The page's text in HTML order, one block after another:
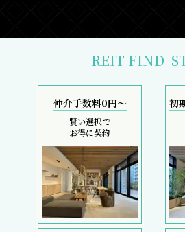
REIT FIND
仲介手数料0円～
賢い選択で
お得に契約
初